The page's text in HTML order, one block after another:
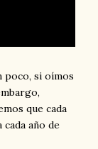
poco, si oímos
que cada
año de